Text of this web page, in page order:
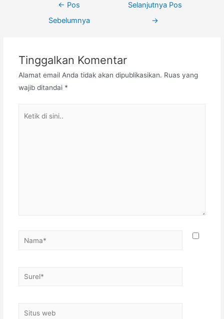
← Pos
Sebelumnya
Selanjutnya Pos
→
Tinggalkan Komentar
Alamat email Anda tidak akan dipublikasikan. Ruas yang
wajib ditandai *